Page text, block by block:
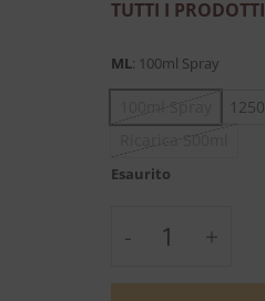
TUTTI I
ML: 100ml Spray
100ml Spray
Ricarica 500ml
Esaurito
Fuoco - Dr